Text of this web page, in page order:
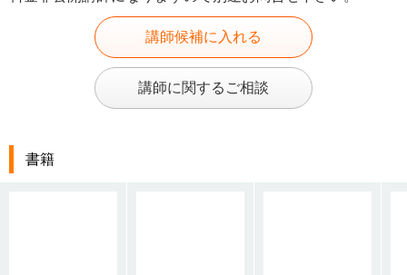
講師候補に入れる
講師に関するご相談
書籍